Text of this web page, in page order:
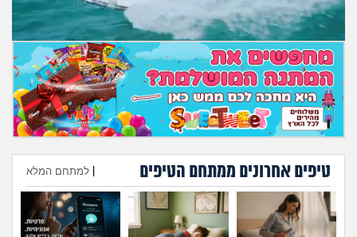
חיות מחמד
יוקר המחיה
גאווה
טיפים אחרונים ממתחם הטיפים למתחם המלא
הוספת טיפ